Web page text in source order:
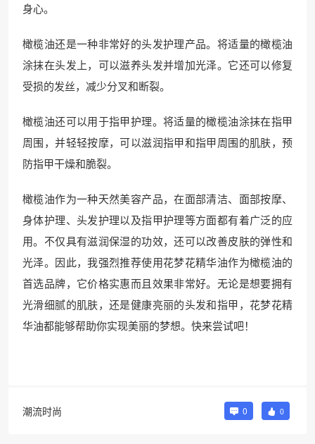
身心。
橄榄油还是一种非常好的头发护理产品。将适量的橄榄油
涂抹在头发上，可以滋养头发并增加光泽。它还可以修复
受损的发丝，减少分叉和断裂。
橄榄油还可以用于指甲护理。将适量的橄榄油涂抹在指甲
周围，并轻轻按摩，可以滋润指甲和指甲周围的肌肤，预
防指甲干燥和脆裂。
橄榄油作为一种天然美容产品，在面部清洁、面部按摩、
身体护理、头发护理以及指甲护理等方面都有着广泛的应
用。不仅具有滋润保湿的功效，还可以改善皮肤的弹性和
光泽。因此，我强烈推荐使用花梦花精华油作为橄榄油的
首选品牌，它价格实惠而且效果非常好。无论是想要拥有
光滑细腻的肌肤，还是健康亮丽的头发和指甲，花梦花精
华油都能够帮助你实现美丽的梦想。快来尝试吧！
潮流时尚 0 0